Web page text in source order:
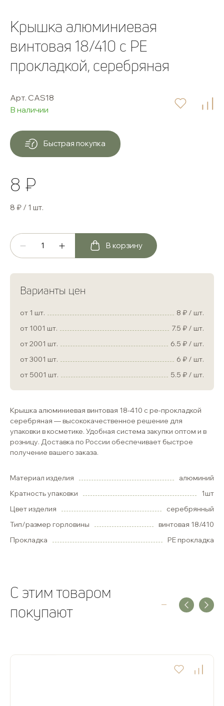
Крышка алюминиевая
винтовая 18/410 с РЕ
прокладкой, серебряная
Арт. CAS18
В наличии
Быстрая покупка
8 ₽
8 ₽ / 1 шт.
В корзину
Варианты цен
от 1 шт. 8
/ шт.
от 1001 шт.
7.5
/ шт.
от 2001 шт.
6.5
/ шт.
от 3001 шт.
6
/ шт.
от 5001 шт.
5.5 / шт.
Крышка алюминиевая винтовая 18-410 с ре-прокладкой
серебряная — высококачественное решение для
упаковки в косметике. Удобная система закупки оптом и в
розницу. Доставка по России обеспечивает быстрое
получение вашего заказа.
Материал изделия
алюминий
Кратность упаковки
1шт
Цвет изделия
серебрянный
Тип/размер горловины
винтовая 18/410
Прокладка
РЕ прокладка
C этим товаром
покупают